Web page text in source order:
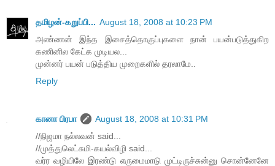
தமிழன்-கறுப்பி... August 18, 2008 at 10:23 PM
அண்ணன் இந்த இசைத்தொகுப்புகளை நான் பயன்படுத்துகிற
கணினில கேட்க முடியல...
முன்னர் பயன் படுத்திய முறைகளில் தரலாமே..
Reply
கானா பிரபா
August 18, 2008 at 10:31 PM
//நிஜமா நல்லவன் said...
//முத்துலெட்சுமி-கயல்விழி said...
வர்ர வழியிலே இரண்டு எருமைமாடு முட்டிருச்சுன்னு சொன்னேனே